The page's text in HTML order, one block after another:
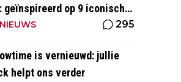
op 9 iconische
uit clubhistorie
295
is vernieuwd: jullie
helpt ons verder